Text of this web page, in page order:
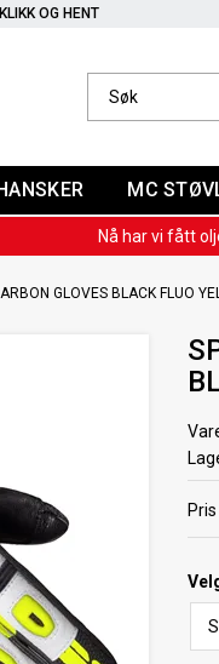
KLIKK OG HENT
MC
Nå har vi fått
GLOVES BLACK FLUO
Pris
S